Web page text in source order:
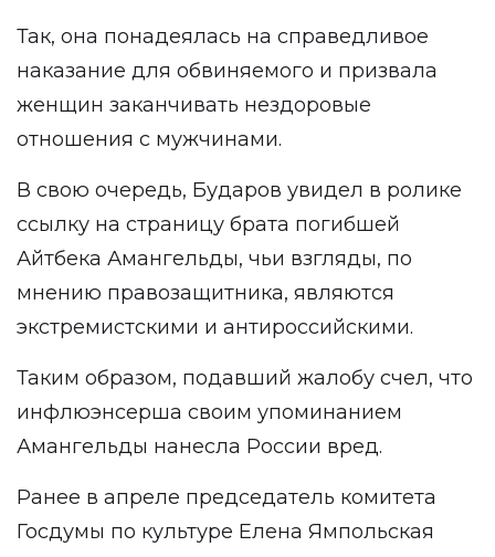
Так, она понадеялась на справедливое
наказание для обвиняемого и призвала
женщин заканчивать нездоровые
отношения с мужчинами.
В свою очередь, Бударов увидел в ролике
ссылку на страницу брата погибшей
Айтбека Амангельды, чьи взгляды, по
мнению правозащитника, являются
экстремистскими и антироссийскими.
Таким образом, подавший жалобу счел, что
инфлюэнсерша своим упоминанием
Амангельды нанесла России вред.
Ранее в апреле председатель комитета
Госдумы по культуре Елена Ямпольская